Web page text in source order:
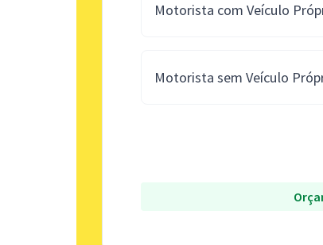
Motorista com Veículo
Motorista sem Veículo